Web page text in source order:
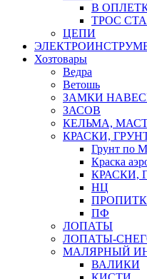
В
ТРОС
ЦЕПИ
Хозтовары
Ведра
Ветошь
ЗАМКИ
ЗАСОВ
КЕЛЬМА,
КРАСКИ,
Грунт по
Краска
КРАСКИ,
НЦ
ПФ
ЛОПАТЫ
ЛОПАТЫ-
МАЛЯРНЫЙ
ВАЛИКИ